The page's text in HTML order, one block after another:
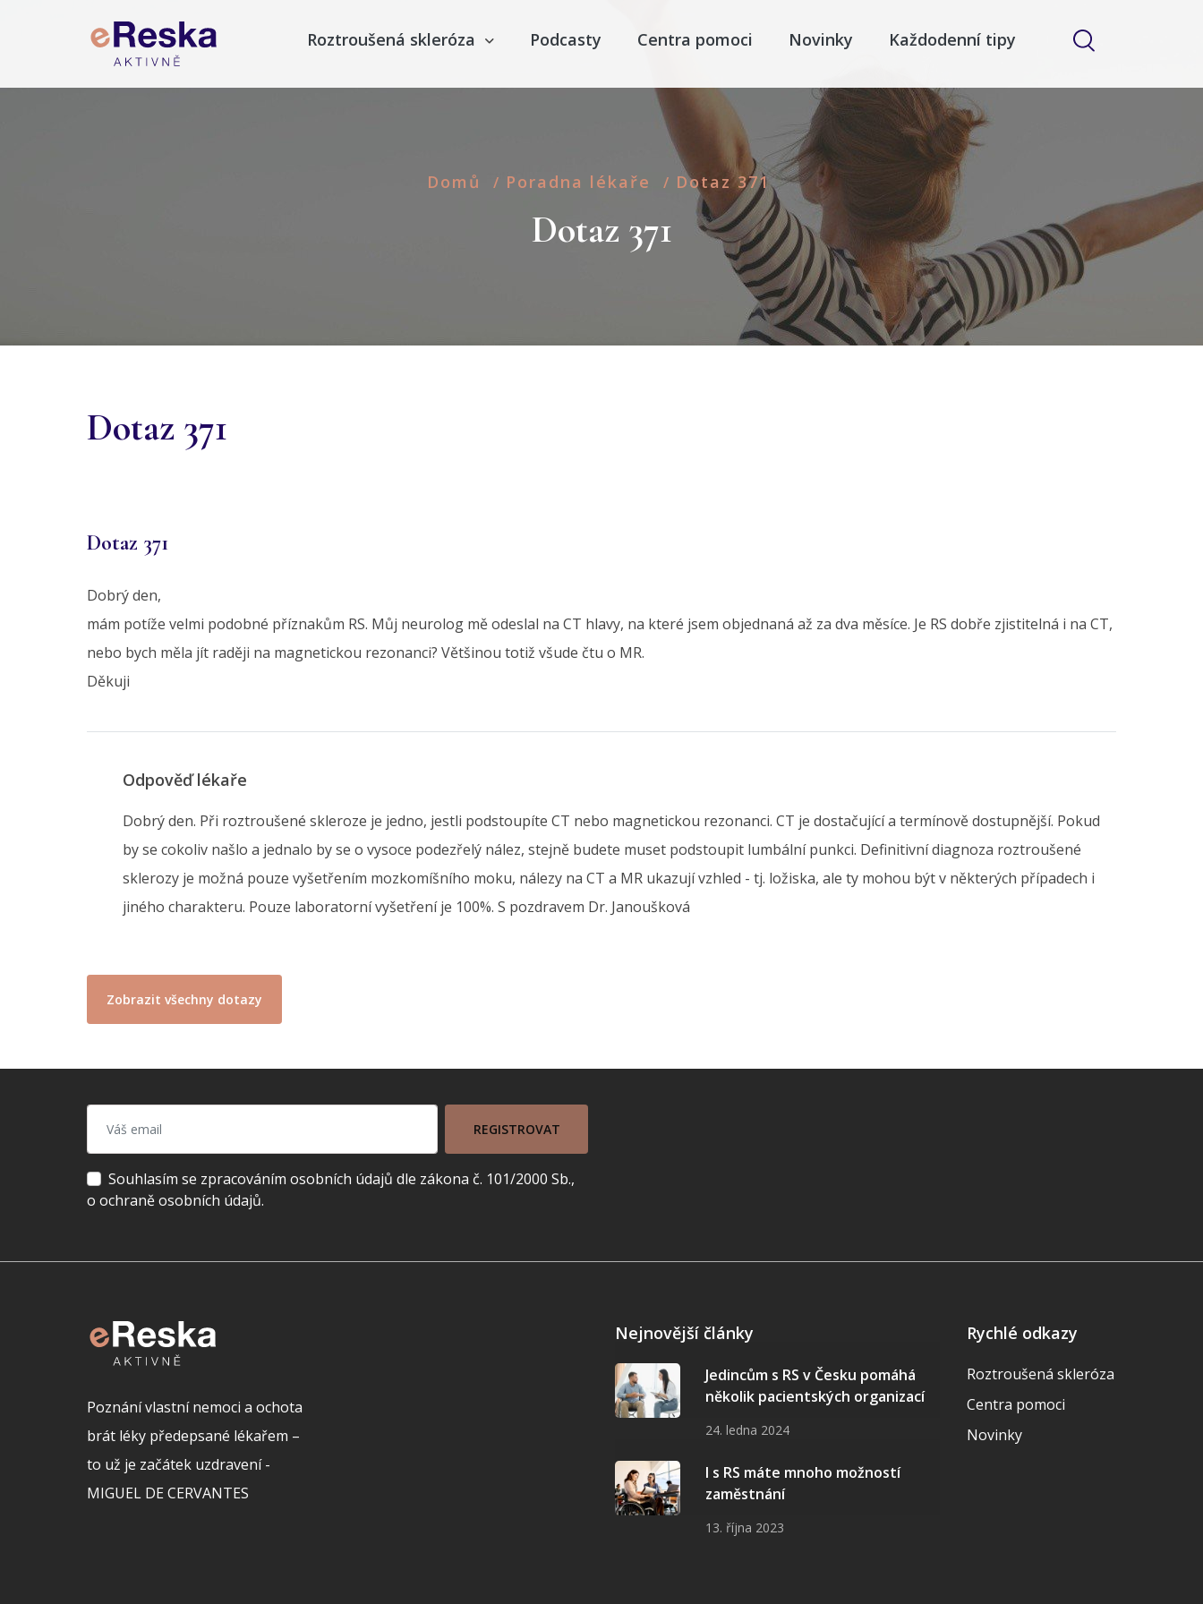
Roztroušená skleróza Podcasty Centra pomoci Novinky Každodenní tipy
Domů / Poradna lékaře / Dotaz 371
Dotaz 371
Dotaz 371
Dotaz 371
Dobrý den,
mám potíže velmi podobné příznakům RS. Můj neurolog mě odeslal na CT hlavy, na které jsem objednaná až za dva měsíce. Je RS dobře zjistitelná i na CT,
nebo bych měla jít raději na magnetickou rezonanci? Většinou totiž všude čtu o MR.
Děkuji
Odpověď lékaře
Dobrý den. Při roztroušené skleroze je jedno, jestli podstoupíte CT nebo magnetickou rezonanci. CT je dostačující a termínově dostupnější. Pokud
by se cokoliv našlo a jednalo by se o vysoce podezřelý nález, stejně budete muset podstoupit lumbální punkci. Definitivní diagnoza roztroušené
sklerozy je možná pouze vyšetřením mozkomíšního moku, nálezy na CT a MR ukazují vzhled - tj. ložiska, ale ty mohou být v některých případech i
jiného charakteru. Pouze laboratorní vyšetření je 100%. S pozdravem Dr. Janoušková
Zobrazit všechny dotazy
REGISTROVAT
Souhlasím se zpracováním osobních údajů dle zákona č. 101/2000 Sb.,
o ochraně osobních údajů.
Poznání vlastní nemoci a ochota
brát léky předepsané lékařem –
to už je začátek uzdravení -
MIGUEL DE CERVANTES
Nejnovější články
Jedincům s RS v Česku pomáhá
několik pacientských organizací
24. ledna 2024
I s RS máte mnoho možností
zaměstnání
13. října 2023
Rychlé odkazy
Roztroušená skleróza
Centra pomoci
Novinky